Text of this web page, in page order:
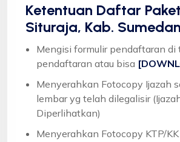
Ketentuan Daftar
Situraja, Kab.
Mengisi formulir pendaftaran di
pendaftaran atau bisa
Menyerahkan Fotocopy Ijazah
lembar yg telah dilegalisir
Diperlihatkan)
Menyerahkan Fotocopy KTP/